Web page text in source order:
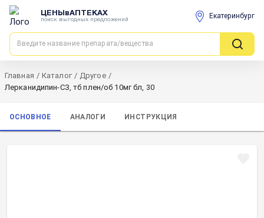
ЦЕНЫвАПТЕКАХ
поиск выгодных предложений Екатеринбург
Главная / Каталог / Другое /
Лерканидипин-СЗ, тб плен/об 10мг бл, 30
ОСНОВНОЕ АНАЛОГИ ИНСТРУКЦИЯ